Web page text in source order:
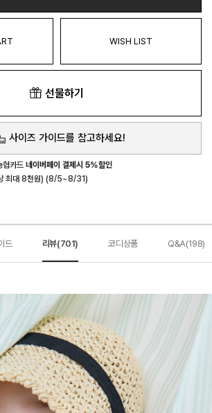
WISH LIST
선물하기
사이즈 가이드를 참고하세요!
협카드네이버페이 결제시 5%할인
최대 8천원) (8/5~8/31)
드 리뷰(701) 코디상품 Q&A(198)